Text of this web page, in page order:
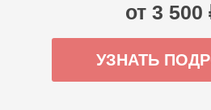
от 3 500
УЗНАТЬ